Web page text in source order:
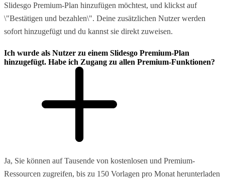
Slidesgo Premium-Plan hinzufügen möchtest, und klickst auf
\"Bestätigen und bezahlen\". Deine zusätzlichen Nutzer werden
sofort hinzugefügt und du kannst sie direkt zuweisen.
Ich wurde als Nutzer zu einem Slidesgo Premium-Plan
hinzugefügt. Habe ich Zugang zu allen Premium-Funktionen?
Ja, Sie können auf Tausende von kostenlosen und Premium-
Ressourcen zugreifen, bis zu 150 Vorlagen pro Monat herunterladen